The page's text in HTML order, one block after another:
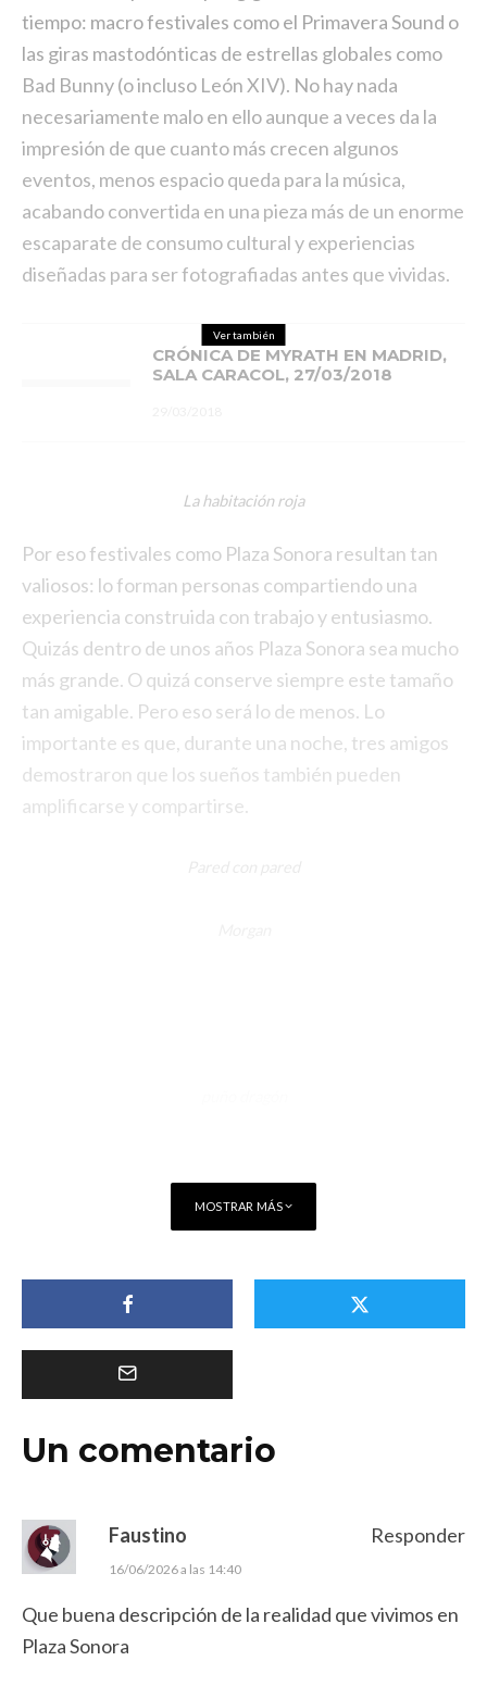
tiempo: macro festivales como el Primavera Sound o
las giras mastodónticas de estrellas globales como
Bad Bunny (o incluso León XIV). No hay nada
necesariamente malo en ello aunque a veces da la
impresión de que cuanto más crecen algunos
eventos, menos espacio queda para la música,
acabando convertida en una pieza más de un enorme
escaparate de consumo cultural y experiencias
diseñadas para ser fotografiadas antes que vividas.
Ver también
CRÓNICA DE MYRATH EN MADRID,
SALA CARACOL, 27/03/2018
La habitación roja
Por eso festivales como Plaza Sonora resultan tan
valiosos: lo forman personas compartiendo una
experiencia construida con trabajo y entusiasmo.
Quizás dentro de unos años Plaza Sonora sea mucho
más grande. O quizá conserve siempre este tamaño
tan amigable. Pero eso será lo de menos. Lo
importante es que, durante una noche, tres amigos
demostraron que los sueños también pueden
amplificarse y compartirse.
MOSTRAR MÁS
Un comentario
Faustino
16/06/2026 a las 14:40
Que buena descripción de la realidad que vivimos en
Plaza Sonora
Responder